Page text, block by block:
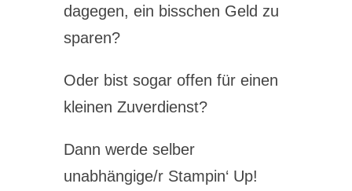
dagegen, ein bisschen Geld zu
sparen?
Oder bist sogar offen für einen
kleinen Zuverdienst?
Dann werde selber
unabhängige/r Stampin‘ Up!